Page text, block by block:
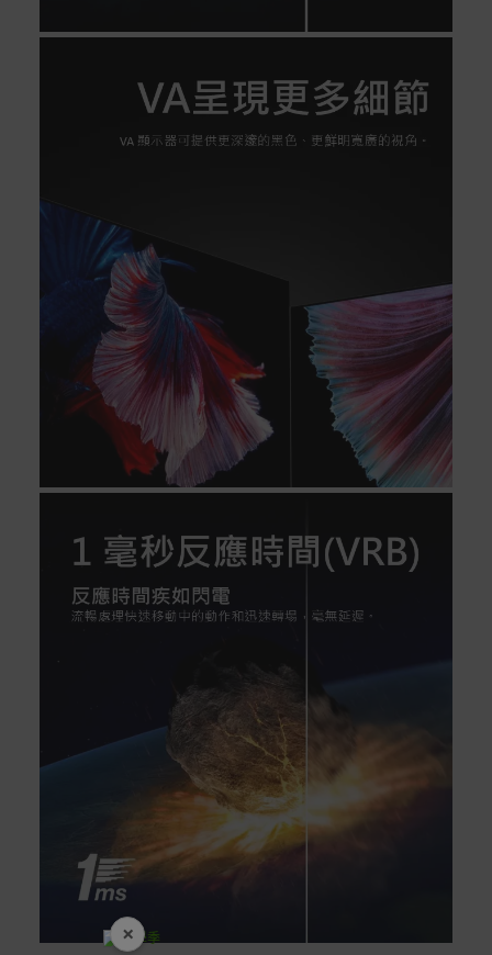
× 開學裝備全面降價